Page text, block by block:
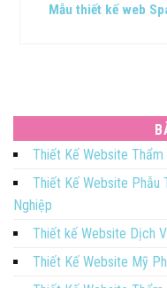
Mẫu thiết kế web
Thiết Kế Website Thẩm
Thiết Kế Website Phẫu
Nghiệp
Thiết kế Website Dịch
Thiết Kế Website Mỹ